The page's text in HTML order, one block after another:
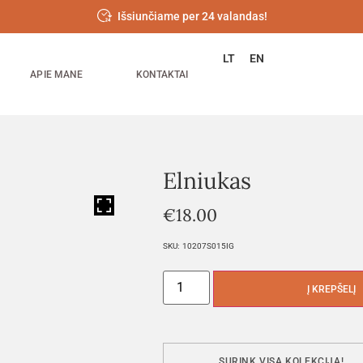
Išsiunčiame per 24 valandas!
APIE MANE KONTAKTAI
LT EN
Elniukas
€18.00
SKU: 10207S015IG
Į KREPŠELĮ